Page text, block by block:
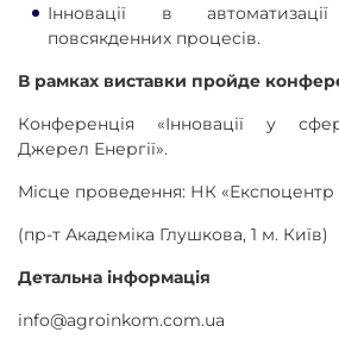
Інновації в
повсякденних процесів.
В рамках виставки пройде
Конференція «Інновації у
Джерел Енергії».
Місце проведення: НК «Експоцентр
(пр-т Академіка Глушкова, 1 м. Київ)
Детальна інформація
info@agroinkom.com.ua